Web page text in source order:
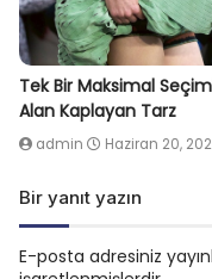
Tek Bir Maksimal
Alan Kaplayan Tarz
admin Haziran 20,
Bir yanıt yazın
E-posta adresiniz